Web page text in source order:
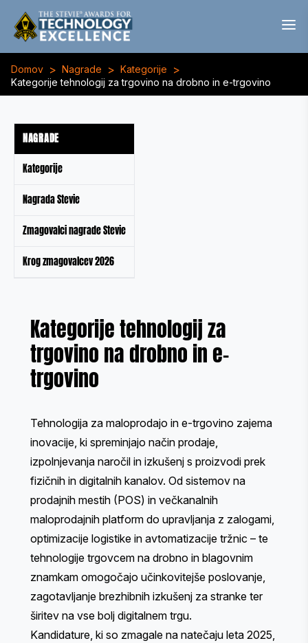
Domov > Nagrade > Kategorije >
Kategorije tehnologij za trgovino na drobno in e-trgovino
NAGRADE
Kategorije
Nagrada Stevie
Zmagovalci nagrade Stevie
Krog zmagovalcev 2026
Kategorije tehnologij za
trgovino na drobno in e-
trgovino
Tehnologija za maloprodajo in e-trgovino zajema
inovacije, ki spreminjajo način prodaje,
izpolnjevanja naročil in izkušenj s proizvodi prek
fizičnih in digitalnih kanalov. Od sistemov na
prodajnih mestih (POS) in večkanalnih
maloprodajnih platform do upravljanja z zalogami,
optimizacije logistike in avtomatizacije tržnic – te
tehnologije trgovcem na drobno in blagovnim
znamkam omogočajo učinkovitejše poslovanje,
zagotavljanje brezhibnih izkušenj za stranke ter
širitev na vse bolj digitalnem trgu.
Kandidature, ki so zmagale na natečaju leta 2025,